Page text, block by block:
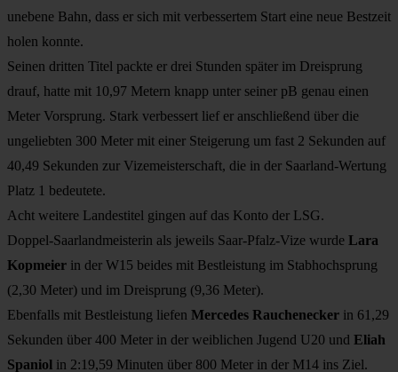
unebene Bahn, dass er sich mit verbessertem Start eine neue Bestzeit
holen konnte.
Seinen dritten Titel packte er drei Stunden später im Dreisprung
drauf, hatte mit 10,97 Metern knapp unter seiner pB genau einen
Meter Vorsprung. Stark verbessert lief er anschließend über die
ungeliebten 300 Meter mit einer Steigerung um fast 2 Sekunden auf
40,49 Sekunden zur Vizemeisterschaft, die in der Saarland-Wertung
Platz 1 bedeutete.
Acht weitere Landestitel gingen auf das Konto der LSG.
Doppel-Saarlandmeisterin als jeweils Saar-Pfalz-Vize wurde Lara
Kopmeier in der W15 beides mit Bestleistung im Stabhochsprung
(2,30 Meter) und im Dreisprung (9,36 Meter).
Ebenfalls mit Bestleistung liefen Mercedes Rauchenecker in 61,29
Sekunden über 400 Meter in der weiblichen Jugend U20 und Eliah
Spaniol in 2:19,59 Minuten über 800 Meter in der M14 ins Ziel.